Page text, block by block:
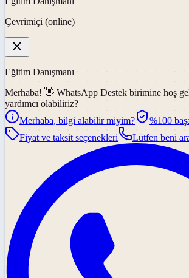
Çevrimiçi (online)
Eğitim Danışmanı
Merhaba! 👋 WhatsApp Destek birimine hoş
yardımcı olabiliriz?
Merhaba, bilgi alabilir miyim?
%100
Fiyat ve taksit seçenekleri
Lütfen beni